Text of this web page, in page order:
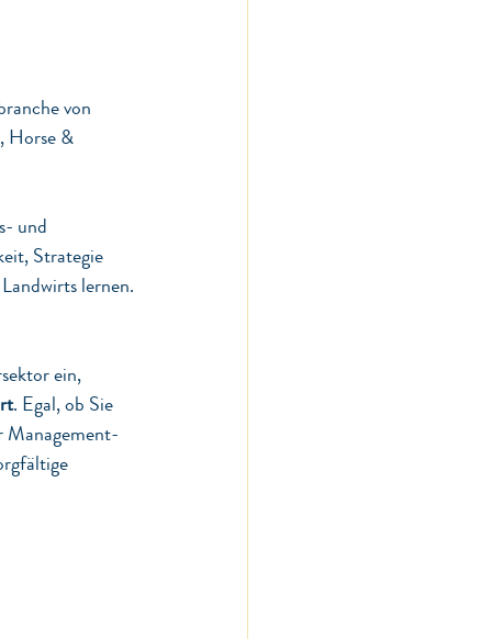
von
Horse &
und
Strategie
lernen.
ein,
. Egal, ob Sie
Management-